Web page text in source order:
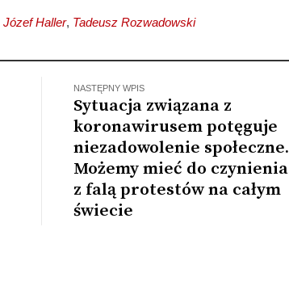
Józef Haller, Tadeusz Rozwadowski
NASTĘPNY WPIS
Sytuacja związana z
koronawirusem potęguje
niezadowolenie społeczne.
Możemy mieć do czynienia
z falą protestów na całym
świecie